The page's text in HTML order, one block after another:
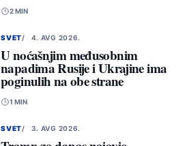
2 MIN
SVET 4. AVG 2026.
U noćašnjim međusobnim
napadima Rusije i Ukrajine ima
poginulih na obe strane
1 MIN
SVET 3. AVG 2026.